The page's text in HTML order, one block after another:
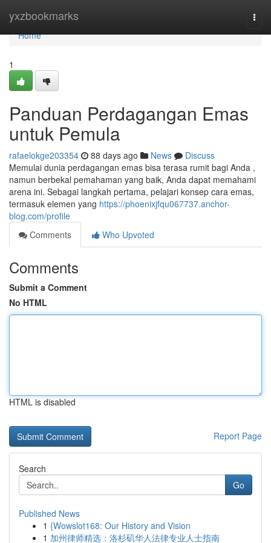
yxzbookmarks
Home
Home
1
Panduan Perdagangan Emas
untuk Pemula
rafaelokge203354 88 days ago News
Discuss
Memulai dunia perdagangan emas bisa terasa rumit bagi Anda ,
namun berbekal pemahaman yang baik, Anda dapat memahami
arena ini. Sebagai langkah pertama, pelajari konsep cara emas,
termasuk elemen yang https://phoenixjfqu067737.anchor-
blog.com/profile
Comments
Who Upvoted
Comments
Submit a Comment
No HTML
HTML is disabled
Report Page
Search
Go
Published News
1 {Wowslot168: Our History and Vision
1 加州律师精选：洛杉矶华人法律专业人士指南